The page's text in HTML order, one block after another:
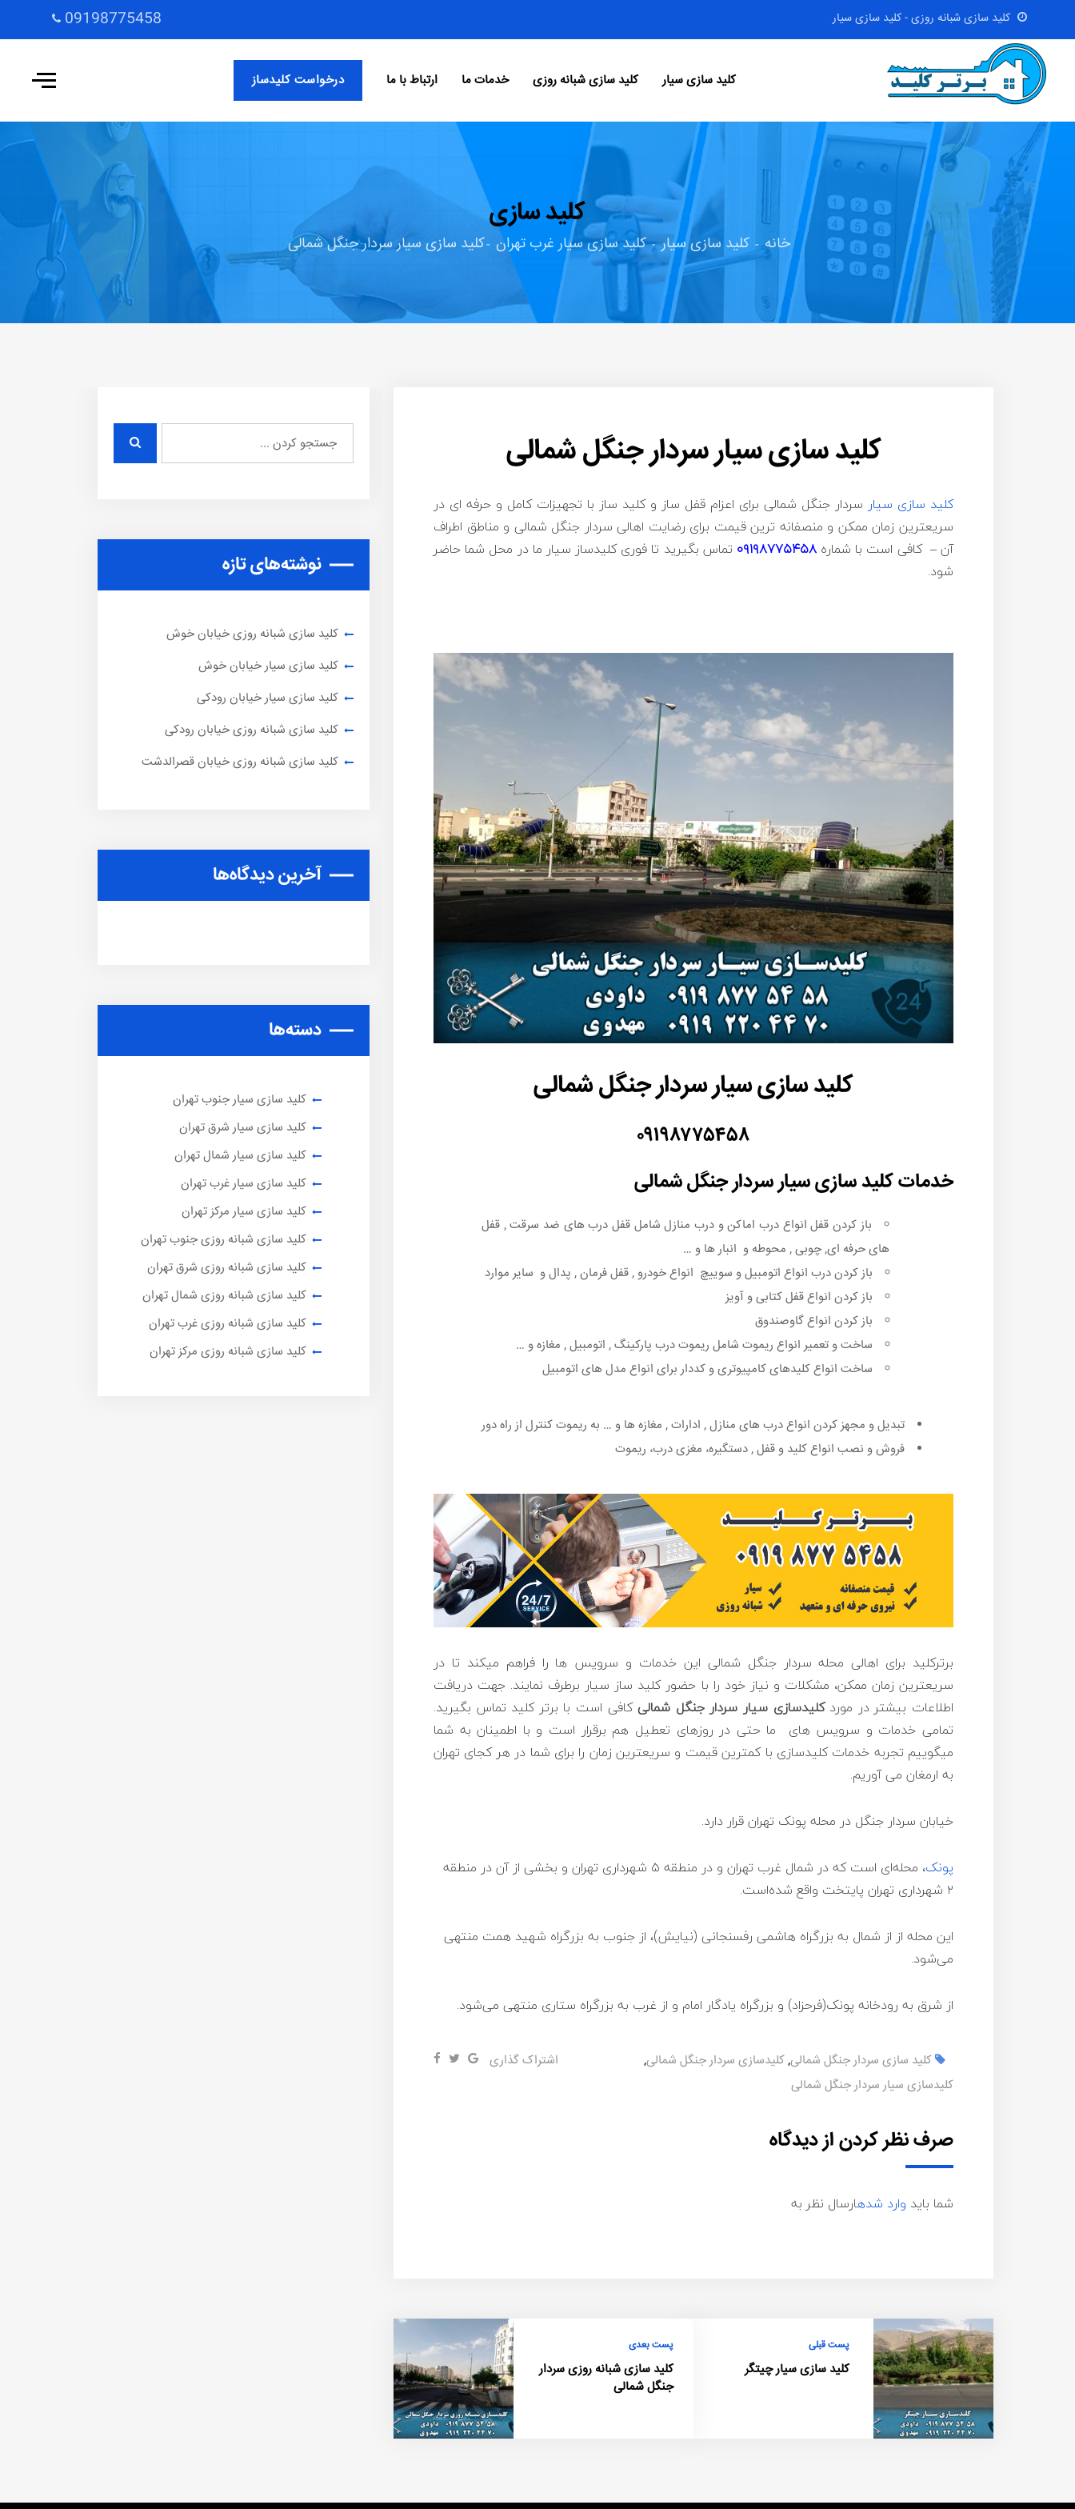
کلید سازی شبانه روزی - کلید سازی سیار 09198775458
کلید سازی سیار کلید سازی شبانه روزی خدمات ما ارتباط با ما درخواست کلیدساز
کلید سازی
خانه کلید سازی سیار کلید سازی سیار غرب تهران کلید سازی سیار سردار جنگل شمالی
کلید سازی سیار سردار جنگل شمالی
کلید سازی سیار سردار جنگل شمالی برای اعزام قفل ساز و کلید ساز با تجهیزات کامل و حرفه ای در
سریعترین زمان ممکن و منصفانه ترین قیمت برای رضایت اهالی سردار جنگل شمالی و مناطق اطراف
آن – کافی است با شماره۰۹۱۹۸۷۷۵۴۵۸ تماس بگیرید تا فوری کلیدساز سیار ما در محل شما حاضر
شود.
کلید سازی سیار سردار جنگل شمالی
۰۹۱۹۸۷۷۵۴۵۸
خدمات کلید سازی سیار سردار جنگل شمالی
باز کردن قفل انواع درب اماکن و درب منازل شامل قفل درب های ضد سرقت , قفل
های حرفه ای, چوبی , محوطه و انبار ها و …
باز کردن درب انواع اتومبیل و سوییچ انواع خودرو , قفل فرمان , پدال و سایر موارد
باز کردن انواع قفل کتابی و آویز
باز کردن انواع گاوصندوق
ساخت و تعمیر انواع ریموت شامل ریموت درب پارکینگ , اتومبیل , مغازه و …
ساخت انواع کلیدهای کامپیوتری و کددار برای انواع مدل های اتومبیل
تبدیل و مجهز کردن انواع درب های منازل , ادارات , مغازه ها و … به ریموت کنترل از راه دور
فروش و نصب انواع کلید و قفل , دستگیره، مغزی درب، ریموت
برترکلید برای اهالی محله سردار جنگل شمالی این خدمات و سرویس ها را فراهم میکند تا در
سریعترین زمان ممکن، مشکلات و نیاز خود را با حضور کلید ساز سیار برطرف نمایند. جهت دریافت
اطلاعات بیشتر در مورد کلیدسازی سیار سردار جنگل شمالیکافی است با برتر کلید تماس بگیرید.
تمامی خدمات و سرویس های ما حتی در روزهای تعطیل هم برقرار است و با اطمینان به شما
میگوییم تجربه خدمات کلیدسازی با کمترین قیمت و سریعترین زمان را برای شما در هر کجای تهران
به ارمغان می آوریم.
خیابان سردار جنگل در محله پونک تهران قرار دارد.
پونک
، محله‌ای است که در شمال غرب تهران و در منطقه ۵ شهرداری تهران و بخشی از آن در منطقه
۲ شهرداری تهران پایتخت واقع شده‌است.
این محله از از شمال به بزرگراه هاشمی رفسنجانی (نیایش)، از جنوب به بزرگراه شهید همت منتهی
می‌شود.
از شرق به رودخانه پونک(فرحزاد) و بزرگراه یادگار امام و از غرب به بزرگراه ستاری منتهی می‌شود.
کلید سازی سردار جنگل شمالی,کلیدسازی سردار جنگل شمالی,
کلیدسازی سیار سردار جنگل شمالی
اشتراک گذاری
صرف نظر کردن از دیدگاه
شما باید وارد شدهارسال نظر به
پست قبلی
کلید سازی سیار چیتگر
پست بعدی
کلید سازی شبانه روزی سردار
جنگل شمالی
نوشته‌های تازه
کلید سازی شبانه روزی خیابان خوش
کلید سازی سیار خیابان خوش
کلید سازی سیار خیابان رودکی
کلید سازی شبانه روزی خیابان رودکی
کلید سازی شبانه روزی خیابان قصرالدشت
آخرین دیدگاه‌ها
دسته‌ها
کلید سازی سیار جنوب تهران
کلید سازی سیار شرق تهران
کلید سازی سیار شمال تهران
کلید سازی سیار غرب تهران
کلید سازی سیار مرکز تهران
کلید سازی شبانه روزی جنوب تهران
کلید سازی شبانه روزی شرق تهران
کلید سازی شبانه روزی شمال تهران
کلید سازی شبانه روزی غرب تهران
کلید سازی شبانه روزی مرکز تهران